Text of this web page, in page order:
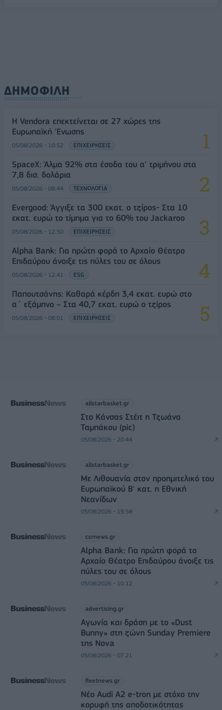
ΔΗΜΟΦΙΛΗ
Η Vendora επεκτείνεται σε 27 χώρες της
Ευρωπαϊκή 'Ενωσης
05/08/2026 - 10:52 ΕΠΙΧΕΙΡΗΣΕΙΣ
SpaceX: Άλμα 92% στα έσοδα του α' τριμήνου στα
7,8 δισ. δολάρια
05/08/2026 - 08:44 ΤΕΧΝΟΛΟΓΙΑ
Evergood: Άγγιξε τα 300 εκατ. ο τζίρος- Στα 10
εκατ. ευρώ το τίμημα για το 60% του Jackaroo
05/08/2026 - 12:50 ΕΠΙΧΕΙΡΗΣΕΙΣ
Alpha Bank: Για πρώτη φορά το Αρχαίο Θέατρο
Επιδαύρου άνοιξε τις πύλες του σε όλους
05/08/2026 - 12:41 ESG
Παπουτσάνης: Καθαρά κέρδη 3,4 εκατ. ευρώ στο
α΄ εξάμηνο – Στα 40,7 εκατ. ευρώ ο τζίρος
05/08/2026 - 08:01 ΕΠΙΧΕΙΡΗΣΕΙΣ
allstarbasket.gr
Στο Κάνσας Στέιτ η Τζωάνα
Ταμπάκου (pic)
05/08/2026 - 20:44
allstarbasket.gr
Με Λιθουανία στον προημιτελικό του
Ευρωπαϊκού Β' κατ. η Εθνική
Νεανίδων
05/08/2026 - 19:58
csrnews.gr
Alpha Bank: Για πρώτη φορά το
Αρχαίο Θέατρο Επιδαύρου άνοιξε τις
πύλες του σε όλους
05/08/2026 - 10:12
advertising.gr
Αγωνία και δράση με το «Dust
Bunny» στη ζώνη Sunday Premiere
της Nova
05/08/2026 - 07:21
fleetnews.gr
Νέο Audi A2 e-tron με στόχο την
κορυφή της αποδοτικότητας